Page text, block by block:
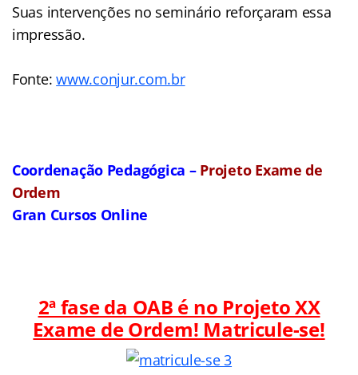
Suas intervenções no seminário reforçaram essa
impressão.
Fonte:www.conjur.com.br
Coordenação Pedagógica – Projeto Exame de
Ordem
Gran Cursos Online
2ª fase da OAB é no Projeto XX
Exame de Ordem! Matricule-se!